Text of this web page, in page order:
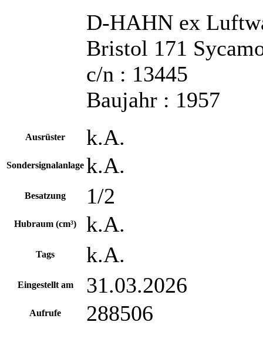
D-HAHN ex
Bristol 171
c/n : 13445
Baujahr : 1957
Ausrüster k.A.
Sondersignalanlage k.A.
Besatzung 1/2
Hubraum (cm³) k.A.
Tags k.A.
Eingestellt am 31.03.2026
Aufrufe 288506